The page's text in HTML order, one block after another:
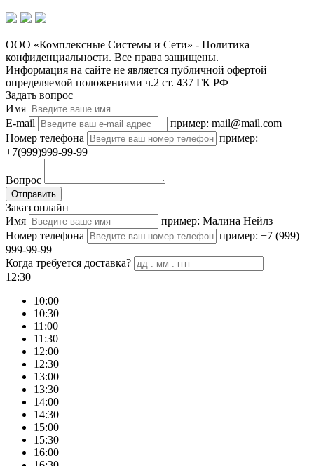
ООО «Комплексные Системы и Сети» - Политика
конфиденциальности. Все права защищены.
Информация на сайте не является публичной офертой
определяемой положениями ч.2 ст. 437 ГК РФ
Задать вопрос
Имя
E-mail
пример: mail@mail.com
Номер телефона
пример:
+7(999)999-99-99
Вопрос
Отправить
Заказ онлайн
Имя
пример: Малина Нейлз
Номер телефона
пример: +7 (999)
999-99-99
Когда требуется доставка?
12:30
10:00
10:30
11:00
11:30
12:00
12:30
13:00
13:30
14:00
14:30
15:00
15:30
16:00